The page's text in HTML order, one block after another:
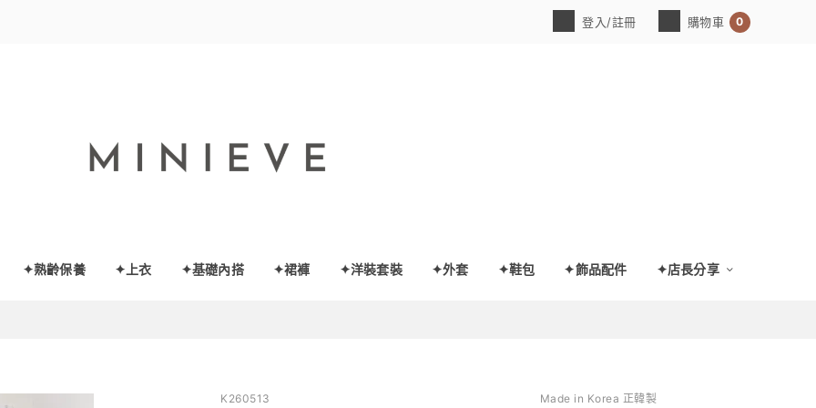
登入/註冊 購物車 0
✦熟齡保養 ✦上衣 ✦基礎內搭 ✦裙褲 ✦洋裝套裝 ✦外套 ✦鞋包 ✦飾品配件 ✦店長分享
K260513 Made in Korea 正韓製